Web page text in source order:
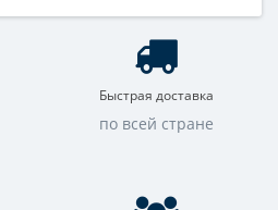
Быстрая доставка
по всей стране